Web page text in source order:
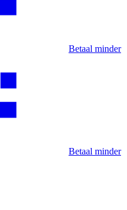
Betaal minder
Betaal minder